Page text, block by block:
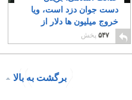
دست جوان دزد است، ویا
خروج میلیون ها دلار از
کشور؟
۵۴۷ پخش
برگشت به بالا